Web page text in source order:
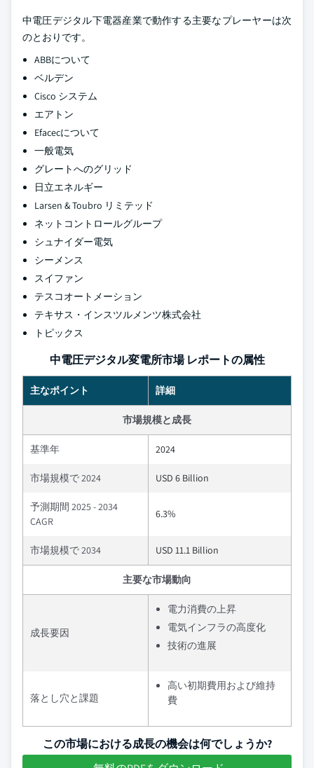
中電圧デジタル下電器産業で動作する主要なプレーヤーは次
のとおりです。
ABBについて
ベルデン
Cisco システム
エアトン
Efacecについて
一般電気
グレートへのグリッド
日立エネルギー
Larsen & Toubro リミテッド
ネットコントロールグループ
シュナイダー電気
シーメンス
スイファン
テスコオートメーション
テキサス・インスツルメンツ株式会社
トピックス
中電圧デジタル変電所市場 レポートの属性
主なポイント 詳細
市場規模と成長
基準年 2024
市場規模で 2024 USD 6 Billion
予測期間 2025 - 2034
CAGR
6.3%
市場規模で 2034 USD 11.1 Billion
主要な市場動向
成長要因
電力消費の上昇
電気インフラの高度化
技術の進展
落とし穴と課題
高い初期費用および維持
費
この市場における成長の機会は何でしょうか?